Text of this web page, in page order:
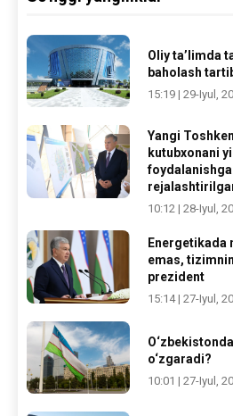
Oliy ta’limda
baholash
15:19 | 29-Iyul,
Yangi
kutubxonani
10:12 | 28-Iyul,
Energetikada
emas,
prezident
15:14 | 27-Iyul,
o‘zgaradi?
10:01 | 27-Iyul,